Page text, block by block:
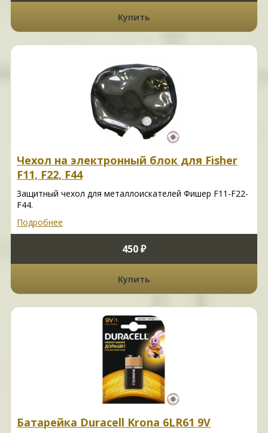
Купить
Чехол на электронный блок для Fisher
F11, F22, F44
Защитный чехол для металлоискателей Фишер F11-F22-
F44.
Подробнее
450 ₽
Купить
Батарейка Duracell Krona 6LR61 9V